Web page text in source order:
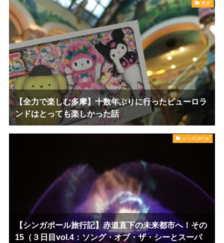
東京
【全力で楽しむ多摩】十数年ぶりに行ったピューロラ
ンドはとっても楽しかった話
シンガポール
【シンガポール旅行記】赤道直下の未来都市へ！その
15（３日目vol.4：ソング・オブ・ザ・シーとスーパ